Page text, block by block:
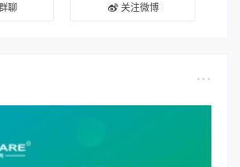
聊 关注微博